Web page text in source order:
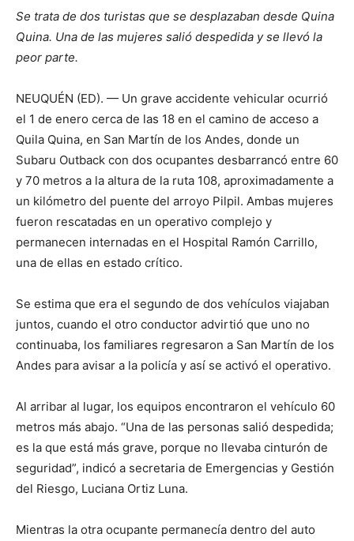
Se trata de dos turistas que se desplazaban desde Quina
Quina. Una de las mujeres salió despedida y se llevó la
peor parte.
NEUQUÉN (ED). — Un grave accidente vehicular ocurrió
el 1 de enero cerca de las 18 en el camino de acceso a
Quila Quina, en San Martín de los Andes, donde un
Subaru Outback con dos ocupantes desbarrancó entre 60
y 70 metros a la altura de la ruta 108, aproximadamente a
un kilómetro del puente del arroyo Pilpil. Ambas mujeres
fueron rescatadas en un operativo complejo y
permanecen internadas en el Hospital Ramón Carrillo,
una de ellas en estado crítico.
Se estima que era el segundo de dos vehículos viajaban
juntos, cuando el otro conductor advirtió que uno no
continuaba, los familiares regresaron a San Martín de los
Andes para avisar a la policía y así se activó el operativo.
Al arribar al lugar, los equipos encontraron el vehículo 60
metros más abajo. “Una de las personas salió despedida;
es la que está más grave, porque no llevaba cinturón de
seguridad”, indicó a secretaria de Emergencias y Gestión
del Riesgo, Luciana Ortiz Luna.
Mientras la otra ocupante permanecía dentro del auto